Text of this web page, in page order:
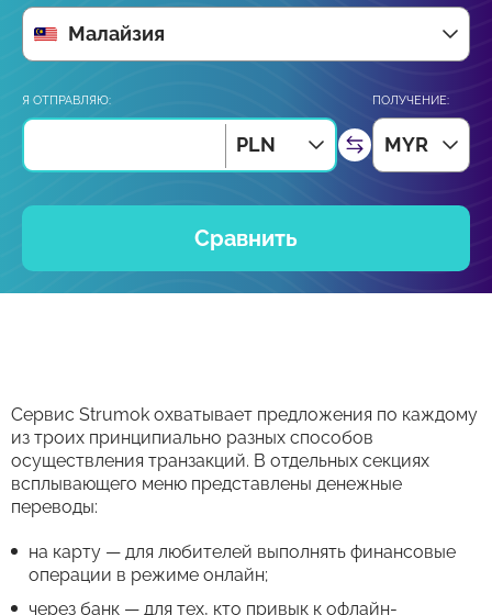
Малайзия
Я ОТПРАВЛЯЮ:
PLN
ПОЛУЧЕНИЕ:
MYR
Сравнить
Сервис Strumok охватывает предложения по каждому
из троих принципиально разных способов
осуществления транзакций. В отдельных секциях
всплывающего меню представлены денежные
переводы:
на карту — для любителей выполнять финансовые
операции в режиме онлайн;
через банк — для тех, кто привык к офлайн-